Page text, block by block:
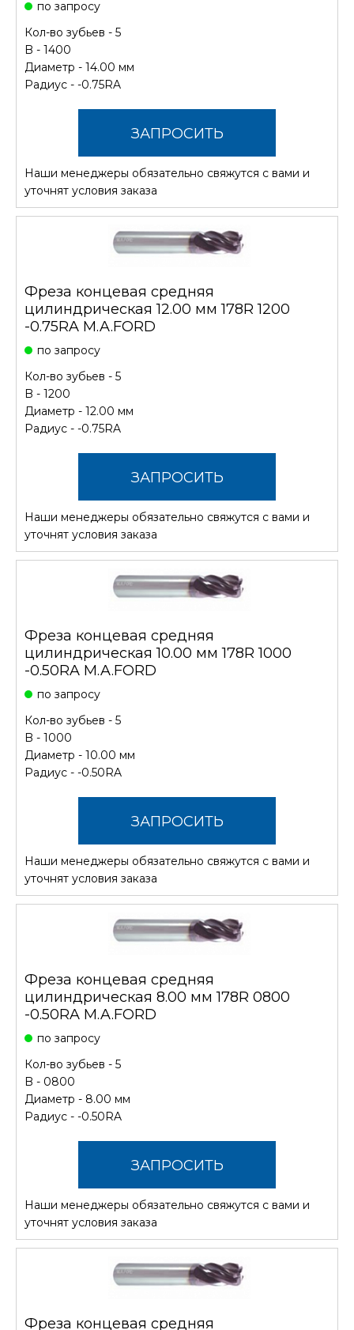
по запросу
Кол-во зубьев - 5
B - 1400
Диаметр - 14.00 мм
Радиус - -0.75RA
ЗАПРОСИТЬ
СТОИМОСТЬ
Наши менеджеры обязательно свяжутся с вами и
уточнят условия заказа
Фреза концевая средняя
цилиндрическая 12.00 мм 178R 1200
-0.75RA M.A.FORD
по запросу
Кол-во зубьев - 5
B - 1200
Диаметр - 12.00 мм
Радиус - -0.75RA
ЗАПРОСИТЬ
СТОИМОСТЬ
Наши менеджеры обязательно свяжутся с вами и
уточнят условия заказа
Фреза концевая средняя
цилиндрическая 10.00 мм 178R 1000
-0.50RA M.A.FORD
по запросу
Кол-во зубьев - 5
B - 1000
Диаметр - 10.00 мм
Радиус - -0.50RA
ЗАПРОСИТЬ
СТОИМОСТЬ
Наши менеджеры обязательно свяжутся с вами и
уточнят условия заказа
Фреза концевая средняя
цилиндрическая 8.00 мм 178R 0800
-0.50RA M.A.FORD
по запросу
Кол-во зубьев - 5
B - 0800
Диаметр - 8.00 мм
Радиус - -0.50RA
ЗАПРОСИТЬ
СТОИМОСТЬ
Наши менеджеры обязательно свяжутся с вами и
уточнят условия заказа
Фреза концевая средняя